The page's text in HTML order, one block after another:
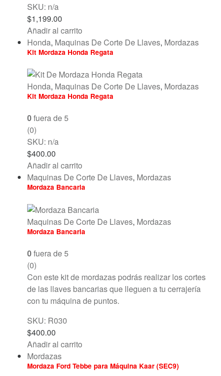
SKU: n/a
$1,199.00
Añadir al carrito
Honda, Maquinas De Corte De Llaves, Mordazas
Kit Mordaza Honda Regata
Honda, Maquinas De Corte De Llaves, Mordazas
Kit Mordaza Honda Regata
0fuera de 5
(0)
SKU: n/a
$400.00
Añadir al carrito
Maquinas De Corte De Llaves, Mordazas
Mordaza Bancaria
Maquinas De Corte De Llaves, Mordazas
Mordaza Bancaria
0fuera de 5
(0)
Con este kit de mordazas podrás realizar los cortes
de las llaves bancarias que lleguen a tu cerrajería
con tu máquina de puntos.
SKU: R030
$400.00
Añadir al carrito
Mordazas
Mordaza Ford Tebbe para Máquina Kaar (SEC9)